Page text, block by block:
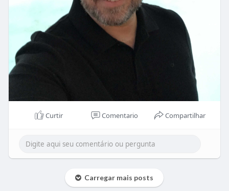
Curtir Comentario Compartilhar
Carregar mais posts